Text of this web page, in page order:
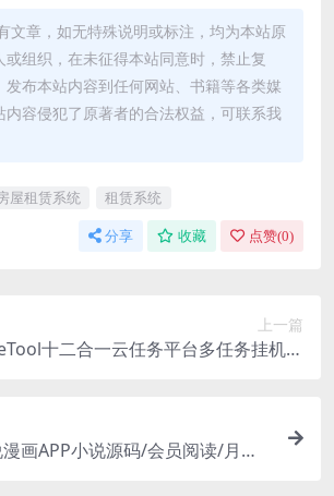
文章，如无特殊说明或标注，均为本站原
组织，在未征得本站同意时，禁止复
发布本站内容到任何网站、书籍等各类媒
内容侵犯了原著者的合法权益，可联系我
屋租赁系统 租赁系统
分享 收藏 点赞(0)
上一篇
十二合一云任务平台多任务挂机平
画APP小说源码/会员阅读/月票